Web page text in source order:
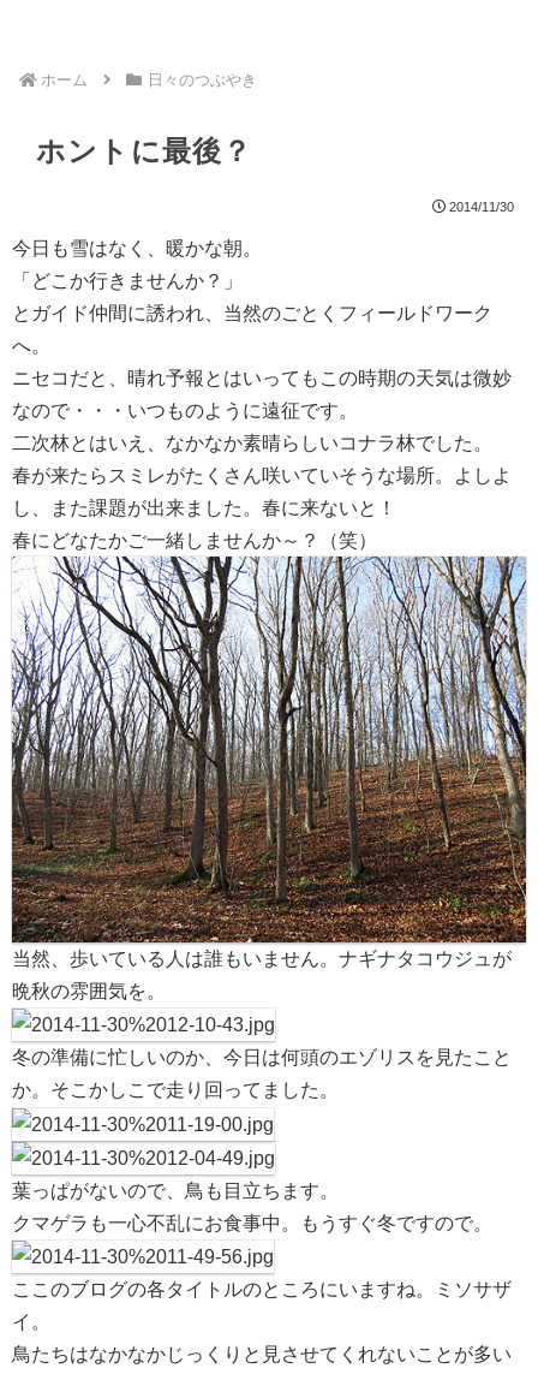
ホーム 日々のつぶやき
ホントに最後？
2014/11/30
今日も雪はなく、暖かな朝。
「どこか行きませんか？」
とガイド仲間に誘われ、当然のごとくフィールドワーク
へ。
ニセコだと、晴れ予報とはいってもこの時期の天気は微妙
なので・・・いつものように遠征です。
二次林とはいえ、なかなか素晴らしいコナラ林でした。
春が来たらスミレがたくさん咲いていそうな場所。よしよ
し、また課題が出来ました。春に来ないと！
春にどなたかご一緒しませんか～？（笑）
当然、歩いている人は誰もいません。ナギナタコウジュが
晩秋の雰囲気を。
冬の準備に忙しいのか、今日は何頭のエゾリスを見たこと
か。そこかしこで走り回ってました。
葉っぱがないので、鳥も目立ちます。
クマゲラも一心不乱にお食事中。もうすぐ冬ですので。
ここのブログの各タイトルのところにいますね。ミソサザ
イ。
鳥たちはなかなかじっくりと見させてくれないことが多い